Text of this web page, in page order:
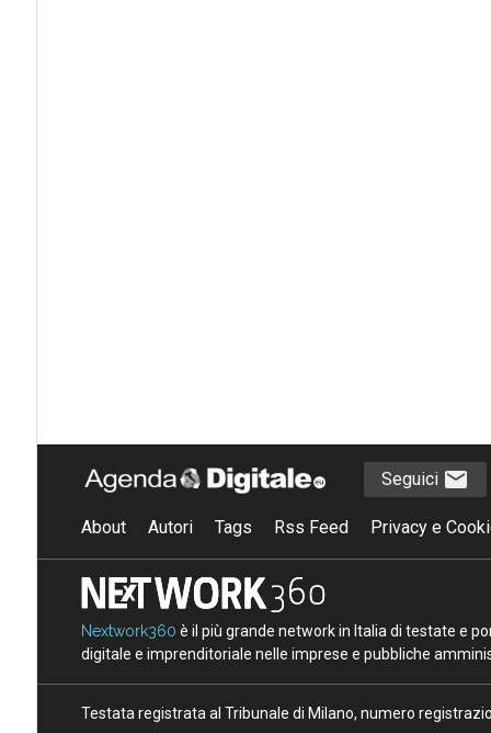
Seguici
About Autori Tags Rss Feed Privacy e
Nextwork360 è il più grande network in Italia di testate e
digitale e imprenditoriale nelle imprese e pubbliche
Testata registrata al Tribunale di Milano, numero